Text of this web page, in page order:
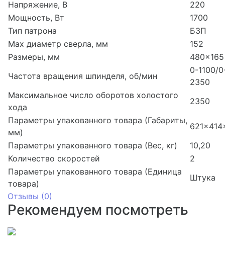
Напряжение, В
220
Мощность, Вт
1700
Тип патрона
БЗП
Max диаметр сверла, мм
152
Размеры, мм
480x165
Частота вращения шпинделя, об/мин
0-1100/
2350
Максимальное число оборотов холостого
хода
2350
Параметры упакованного товара (Габариты,
мм)
Параметры упакованного товара (Вес, кг)
10,20
Количество скоростей
2
Параметры упакованного товара (Единица
товара)
Штука
Отзывы (0)
Рекомендуем посмотреть